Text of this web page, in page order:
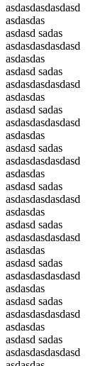
asdasdasdasdasd
asdasdas
asdasd sadas
asdasdasdasdasd
asdasdas
asdasd sadas
asdasdasdasdasd
asdasdas
asdasd sadas
asdasdasdasdasd
asdasdas
asdasd sadas
asdasdasdasdasd
asdasdas
asdasd sadas
asdasdasdasdasd
asdasdas
asdasd sadas
asdasdasdasdasd
asdasdas
asdasd sadas
asdasdasdasdasd
asdasdas
asdasd sadas
asdasdasdasdasd
asdasdas
asdasd sadas
asdasdasdasdasd